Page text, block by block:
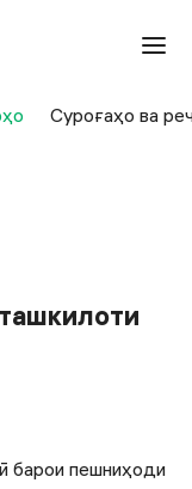
Суроғаҳо ва
барои пешниҳоди